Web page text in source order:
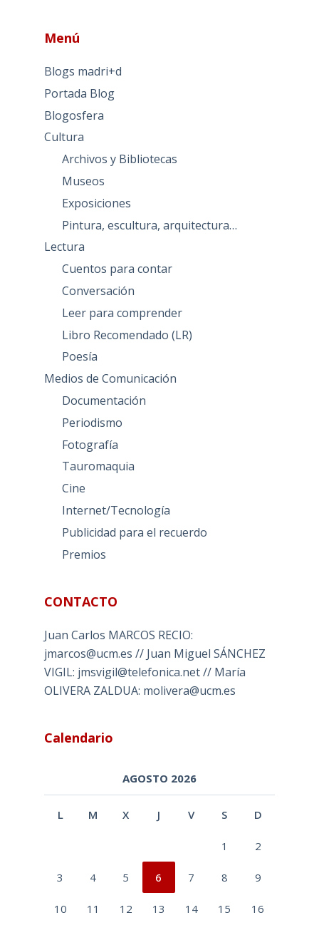
Menú
Blogs madri+d
Portada Blog
Blogosfera
Cultura
Archivos y Bibliotecas
Museos
Exposiciones
Pintura, escultura, arquitectura…
Lectura
Cuentos para contar
Conversación
Leer para comprender
Libro Recomendado (LR)
Poesía
Medios de Comunicación
Documentación
Periodismo
Fotografía
Tauromaquia
Cine
Internet/Tecnología
Publicidad para el recuerdo
Premios
CONTACTO
Juan Carlos MARCOS RECIO:
jmarcos@ucm.es // Juan Miguel SÁNCHEZ
VIGIL: jmsvigil@telefonica.net // María
OLIVERA ZALDUA: molivera@ucm.es
Calendario
AGOSTO 2026
L M X J V S D
1 2
3 4 5 6 7 8 9
10 11 12 13 14 15 16